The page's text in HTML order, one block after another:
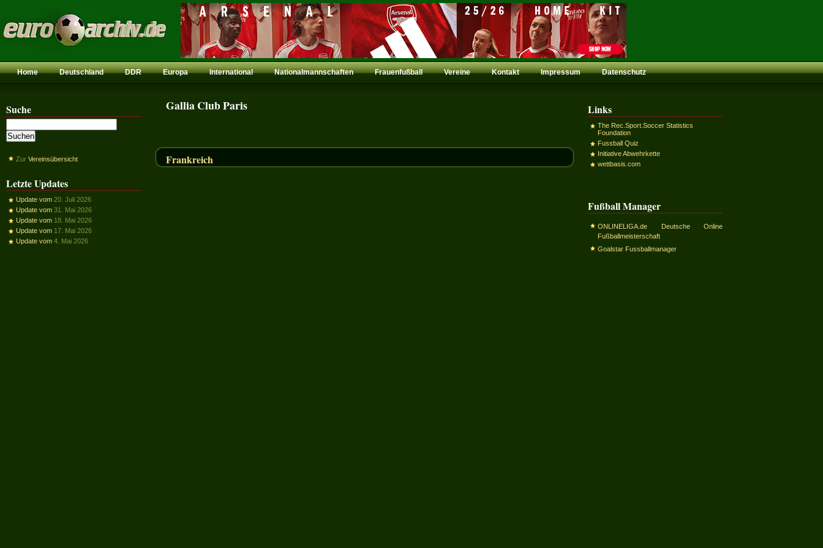
Home Deutschland DDR Europa International Nationalmannschaften Frauenfußball Vereine Kontakt Impressum Datenschutz
Suche
Zur Vereinsübersicht
Letzte Updates
Update vom 20. Juli 2026
Update vom 31. Mai 2026
Update vom 18. Mai 2026
Update vom 17. Mai 2026
Update vom 4. Mai 2026
Gallia Club Paris
Frankreich
Links
The Rec.Sport.Soccer Statistics
Foundation
Fussball Quiz
Initiative Abwehrkette
wettbasis.com
Fußball Manager
ONLINELIGA.de Deutsche Online
Fußballmeisterschaft
Goalstar Fussballmanager